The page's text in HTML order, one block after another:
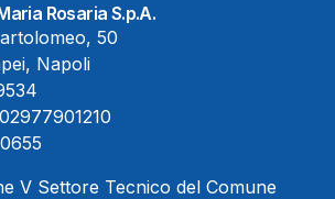
Rosaria S.p.A.
50
Napoli
V Settore Tecnico del Comune